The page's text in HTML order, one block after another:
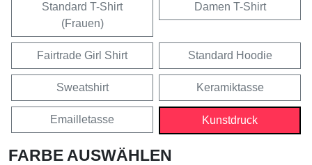
Standard T-Shirt
(Frauen)
Damen T-Shirt
Fairtrade Girl Shirt Standard Hoodie
Sweatshirt Keramiktasse
Emailletasse Kunstdruck
FARBE AUSWÄHLEN